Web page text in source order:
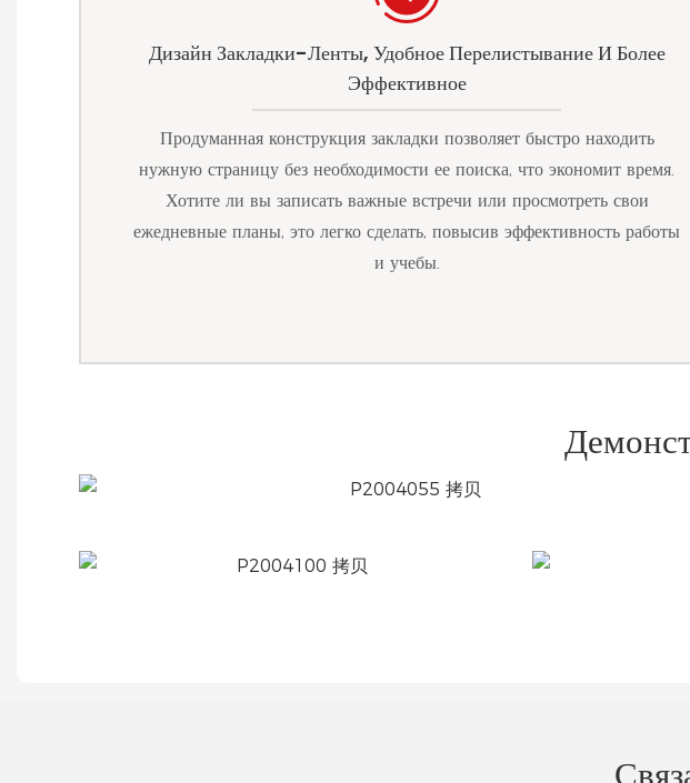
Дизайн Закладки-Ленты, Удобное Перелистывание И Более
Эффективное
Продуманная конструкция закладки позволяет быстро находить
нужную страницу без необходимости ее поиска, что экономит время.
Хотите ли вы записать важные встречи или просмотреть свои
ежедневные планы, это легко сделать, повысив эффективность работы
и учебы.